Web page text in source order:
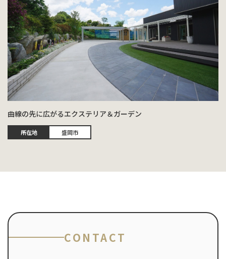
曲線の先に広がるエクステリア＆ガーデン
所在地 盛岡市
CONTACT